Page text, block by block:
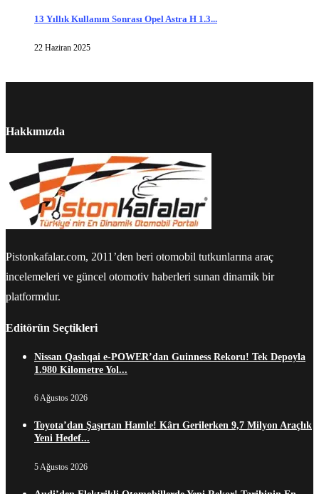
13 Yıllık Kullanım Sonrası Opel Astra H 1.3...
22 Haziran 2025
Hakkımızda
Pistonkafalar.com, 2011’den beri otomobil tutkunlarına araç
incelemeleri ve güncel otomotiv haberleri sunan dinamik bir
platformdur.
Editörün Seçtikleri
Nissan Qashqai e-POWER’dan Guinness Rekoru! Tek Depoyla
1.980 Kilometre Yol...
6 Ağustos 2026
Toyota’dan Şaşırtan Hamle! Kârı Gerilerken 9,7 Milyon Araçlık
Yeni Hedef...
5 Ağustos 2026